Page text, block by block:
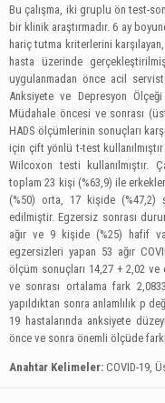
Bu çalışma, iki gruplu ön test-son
bir klinik araştırmadır. 6 ay
hariç tutma kriterlerini karşılayan,
hasta üzerinde
uygulanmadan önce acil
Anksiyete ve Depresyon Ölçeği
Müdahale öncesi ve sonrası
HADS ölçümlerinin sonuçları
için çift yönlü t-test
Wilcoxon testi kullanılmıştır.
toplam 23 kişi (%63,9) ile
(%50) orta, 17 kişide
edilmiştir. Egzersiz sonrası
ağır ve 9 kişide (%25) hafif
egzersizleri yapan 53 ağır
ölçüm sonuçları 14,27 + 2,02
ve sonrası ortalama fark
yapıldıktan sonra anlamlılık p
19 hastalarında anksiyete
önce ve sonra önemli ölçüde
Anahtar Kelimeler: COVID-19,